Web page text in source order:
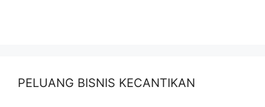
PELUANG BISNIS KECANTIKAN